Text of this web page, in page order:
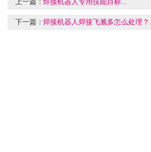
上一篇：焊接机器人专用技能目标...
下一篇：焊接机器人焊接飞溅多怎么处理？